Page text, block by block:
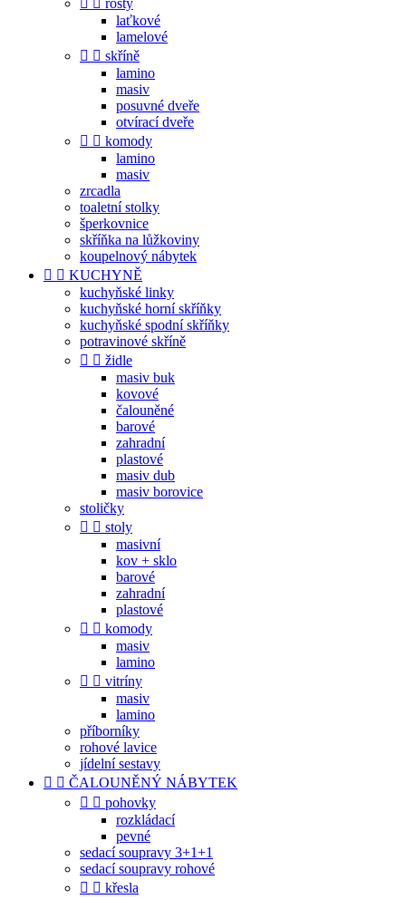
  rošty
laťkové
lamelové
  skříně
lamino
masiv
posuvné dveře
otvírací dveře
  komody
lamino
masiv
zrcadla
toaletní stolky
šperkovnice
skříňka na lůžkoviny
koupelnový nábytek
  KUCHYNĚ
kuchyňské linky
kuchyňské horní skříňky
kuchyňské spodní skříňky
potravinové skříně
  židle
masiv buk
kovové
čalouněné
barové
zahradní
plastové
masiv dub
masiv borovice
stoličky
  stoly
masivní
kov + sklo
barové
zahradní
plastové
  komody
masiv
lamino
  vitríny
masiv
lamino
příborníky
rohové lavice
jídelní sestavy
  ČALOUNĚNÝ NÁBYTEK
  pohovky
rozkládací
pevné
sedací soupravy 3+1+1
sedací soupravy rohové
  křesla